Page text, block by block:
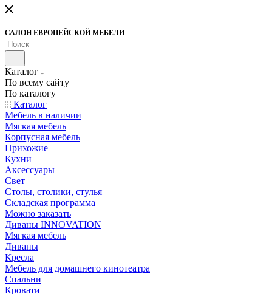
САЛОН ЕВРОПЕЙСКОЙ МЕБЕЛИ
Каталог
По всему сайту
По каталогу
Каталог
Мебель в наличии
Мягкая мебель
Корпусная мебель
Прихожие
Кухни
Аксессуары
Свет
Столы, столики, стулья
Складская программа
Можно заказать
Диваны INNOVATION
Мягкая мебель
Диваны
Кресла
Мебель для домашнего кинотеатра
Спальни
Кровати